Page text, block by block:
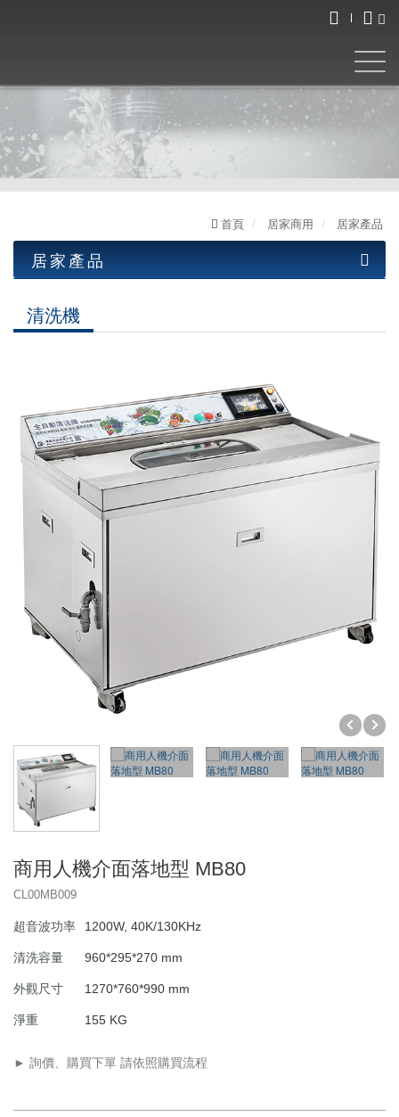
居家產品
工業產品
油水分離機
皮帶式系列
交流高壓系列
直流系列
桌上型
落地型
投入式模組
超音波熔接代工
單點熔接
塑膠熔接黏合
金屬埋植咬合
熔接代工設備
SEIKO運動器材代工
居家產品
DIY系列
分離式脫菜機
商用系列
霧化器
購物袋
清洗機
商用人機介面落地型 MB80
CL00MB009